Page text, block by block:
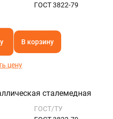
ГОСТ 3822-79
В корзину
цену
сталемедная
ГОСТ/ТУ